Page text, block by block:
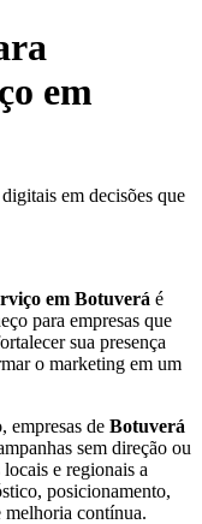
em
em decisões que
em Botuverá é
para empresas que
sua presença
o marketing em um
empresas de Botuverá
sem direção ou
e regionais a
posicionamento,
melhoria contínua.